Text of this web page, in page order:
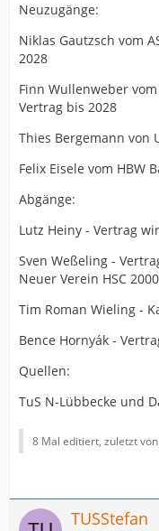
Neuzugänge:
Niklas Gautzsch vom
2028
Finn Wullenweber
Vertrag bis 2028
Thies Bergemann von
Felix Eisele vom HBW
Abgänge:
Lutz Heiny - Vertrag
Sven Weßeling -
Neuer Verein HSC
Tim Roman Wieling -
Bence Hornyák -
Quellen:
TuS N-Lübbecke und
8 Mal editiert, zuletzt von
TUSStefan